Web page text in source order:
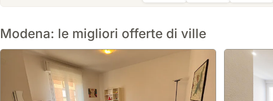
Modena: le migliori offerte di ville